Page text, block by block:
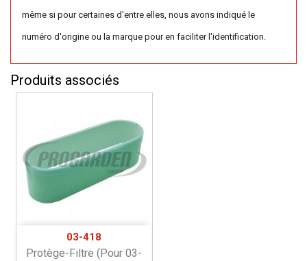
même si pour certaines d'entre elles, nous avons indiqué le
numéro d'origine ou la marque pour en faciliter l'identification.
Produits associés
03-418
Protège-Filtre (pour 03-